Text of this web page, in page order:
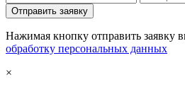
Отправить заявку
Нажимая кнопку отправить заявку
обработку персональных данных
×